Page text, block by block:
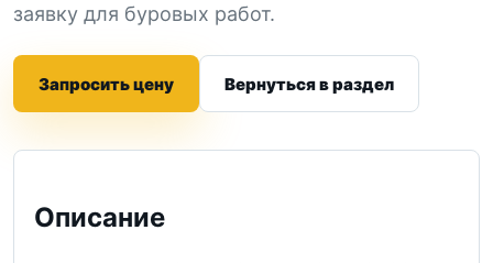
заявку для буровых работ.
Запросить цену Вернуться в раздел
Описание